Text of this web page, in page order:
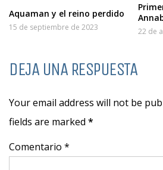
Aquaman y el reino perdido
15 de septiembre de 2023 22 de
DEJA UNA RESPUESTA
Your email address will not be
fields are marked *
Comentario *